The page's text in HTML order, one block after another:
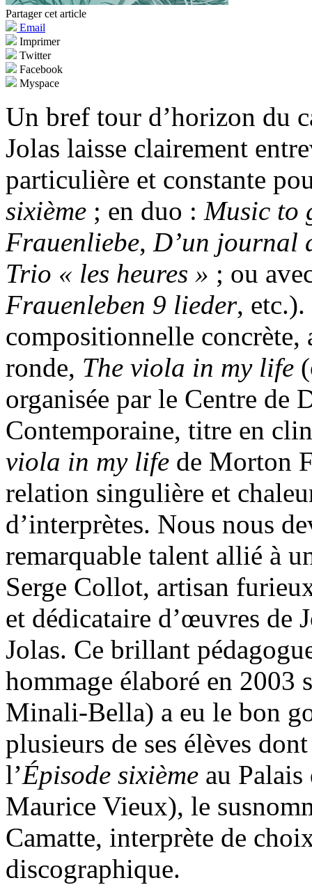
Partager cet article
Email
Imprimer
Twitter
Facebook
Myspace
Un bref tour d’horizon du
Jolas laisse clairement
particulière et constante
sixième ; en duo : Music to
Frauenliebe, D’un journal
Trio « les heures » ; ou
Frauenleben 9 lieder,
compositionnelle concrète,
ronde, The viola in my life
organisée par le Centre de
Contemporaine, titre en
viola in my life de Morton
relation singulière et
d’interprètes. Nous nous
remarquable talent allié à
Serge Collot, artisan
et dédicataire d’œuvres de
Jolas. Ce brillant
hommage élaboré en 2003
Minali-Bella) a eu le bon
plusieurs de ses élèves
l’Épisode sixième au
Maurice Vieux), le
Camatte, interprète de
discographique.